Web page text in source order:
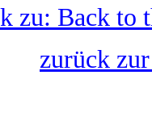
zu: Back to
zurück